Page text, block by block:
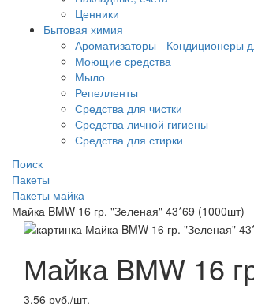
Ценники
Бытовая химия
Ароматизаторы - Кондиционеры
Моющие средства
Мыло
Репелленты
Средства для чистки
Средства личной гигиены
Средства для стирки
Поиск
Пакеты
Пакеты майка
Майка BMW 16 гр. "Зеленая" 43*69 (1000шт)
Майка BMW 16
3.56 руб./шт.